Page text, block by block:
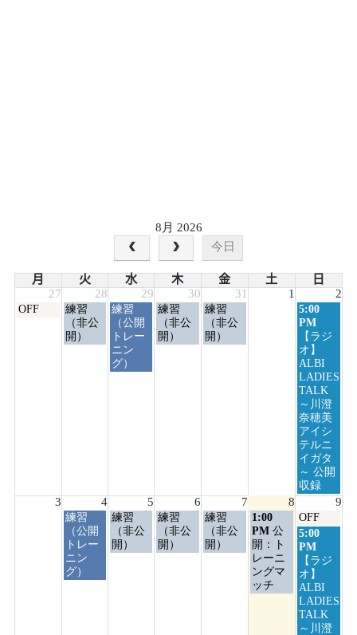
8月 2026
今日
月 火 水 木 金 土
日
27
28 29 30 31 1 2
月
OFF
火
曜
日,
練習
（非公
開）
水
曜
日,
7
月
練習
（公開
トレー
ニン
グ）
木
曜
日,
練習
（非公
開）
金
曜
日,
練習
（非公
開）
日
曜
日,
8
月
2nd
2026
5:00
PM
【ラジ
オ】
ALBI
LADIES
TALK
～川澄
奈穂美
アイシ
テルニ
イガタ
～ 公開
収録
3 4 5 6 7 8 9
火
曜
日,
8
月
練習
（公開
トレー
ニン
グ）
水
曜
日,
練習
（非公
開）
木
曜
日,
練習
（非公
開）
金
曜
日,
練習
（非公
開）
土
曜
日,
8
月
8th
1:00
PM 公
開：ト
レーニ
ングマ
ッチ
日
曜
日,
月
9th
2026
OFF
日
曜
日,
8
月
9th
2026
5:00
PM
【ラジ
オ】
ALBI
LADIES
TALK
～川澄